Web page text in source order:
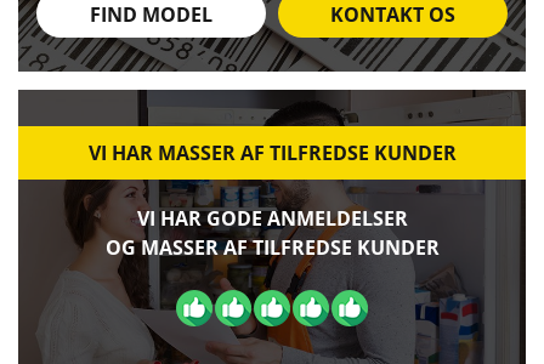
FIND MODEL KONTAKT OS
VI HAR MASSER AF TILFREDSE KUNDER
VI HAR GODE ANMELDELSER
OG MASSER AF TILFREDSE KUNDER